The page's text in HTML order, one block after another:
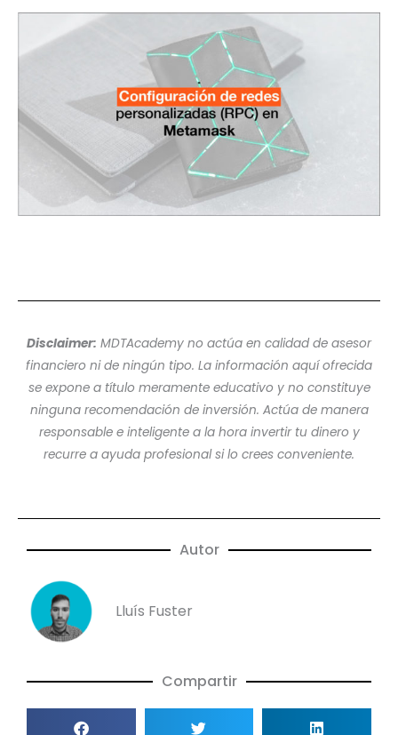
Disclaimer: MDTAcademy no actúa en calidad de asesor
financiero ni de ningún tipo. La información aquí ofrecida
se expone a título meramente educativo y no constituye
ninguna recomendación de inversión. Actúa de manera
responsable e inteligente a la hora invertir tu dinero y
recurre a ayuda profesional si lo crees conveniente.
Autor
Lluís Fuster
Compartir